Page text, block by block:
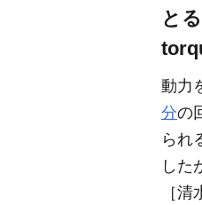
と
動力
分の
られ
した
［清